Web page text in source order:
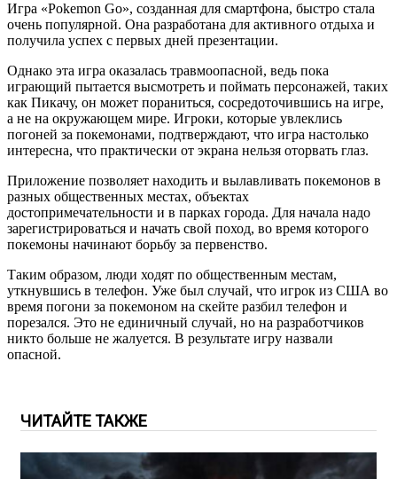
Игра «Pokemon Go», созданная для смартфона, быстро стала
очень популярной. Она разработана для активного отдыха и
получила успех с первых дней презентации.
Однако эта игра оказалась травмоопасной, ведь пока
играющий пытается высмотреть и поймать персонажей, таких
как Пикачу, он может пораниться, сосредоточившись на игре,
а не на окружающем мире. Игроки, которые увлеклись
погоней за покемонами, подтверждают, что игра настолько
интересна, что практически от экрана нельзя оторвать глаз.
Приложение позволяет находить и вылавливать покемонов в
разных общественных местах, объектах
достопримечательности и в парках города. Для начала надо
зарегистрироваться и начать свой поход, во время которого
покемоны начинают борьбу за первенство.
Таким образом, люди ходят по общественным местам,
уткнувшись в телефон. Уже был случай, что игрок из США во
время погони за покемоном на скейте разбил телефон и
порезался. Это не единичный случай, но на разработчиков
никто больше не жалуется. В результате игру назвали
опасной.
ЧИТАЙТЕ ТАКЖЕ